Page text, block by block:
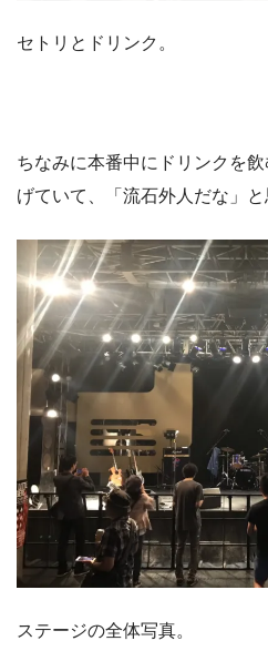
セトリとドリンク。
ちなみに本番中にドリンクを
げていて、「流石外人だな」と
ステージの全体写真。